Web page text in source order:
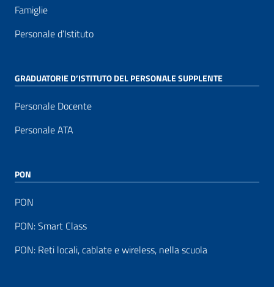
Famiglie
Personale d’Istituto
GRADUATORIE D’ISTITUTO DEL PERSONALE SUPPLENTE
Personale Docente
Personale ATA
PON
PON
PON: Smart Class
PON: Reti locali, cablate e wireless, nella scuola